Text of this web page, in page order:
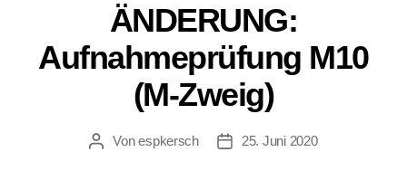
ÄNDERUNG:
Aufnahmeprüfung M10
(M-Zweig)
Beitragsautor
Vonespkersch Veröffentlichungsdatum
25. Juni 2020